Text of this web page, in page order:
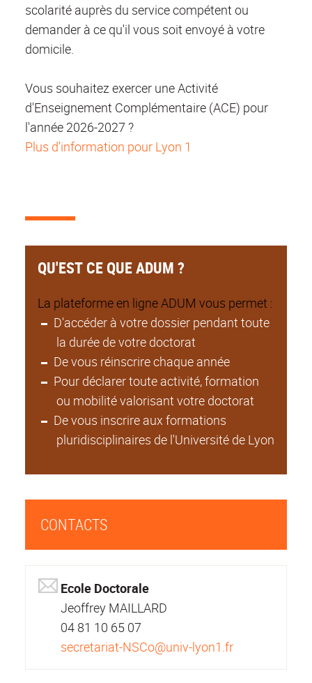
scolarité auprès du service compétent ou
demander à ce qu'il vous soit envoyé à votre
domicile.
Vous souhaitez exercer une Activité
d'Enseignement Complémentaire (ACE) pour
l'année 2026-2027 ?
Plus d'information pour Lyon 1
QU'EST CE QUE ADUM ?
La plateforme en ligne ADUM vous permet :
D'accéder à votre dossier pendant toute
la durée de votre doctorat
De vous réinscrire chaque année
Pour déclarer toute activité, formation
ou mobilité valorisant votre doctorat
De vous inscrire aux formations
pluridisciplinaires de l'Université de Lyon
CONTACTS
Ecole Doctorale
Jeoffrey MAILLARD
04 81 10 65 07
secretariat-NSCo@univ-lyon1.fr